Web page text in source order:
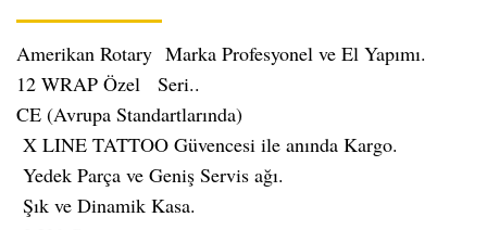
Amerikan Rotary Marka Profesyonel ve El Yapımı.
12 WRAP Özel Seri..
CE (Avrupa Standartlarında)
X LINE TATTOO Güvencesi ile anında Kargo.
Yedek Parça ve Geniş Servis ağı.
Şık ve Dinamik Kasa.